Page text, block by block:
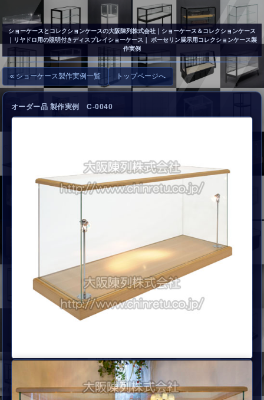
お問い合わせ
ショーケースとコレクションケースの大阪陳列株式会社 ｜ショーケース＆コレクションケース
｜リヤドロ用の照明付きディスプレイショーケース｜ ポーセリン展示用コレクションケース製
作実例
« ショーケース製作実例一覧 トップページへ
オーダー品 製作実例 C-0040